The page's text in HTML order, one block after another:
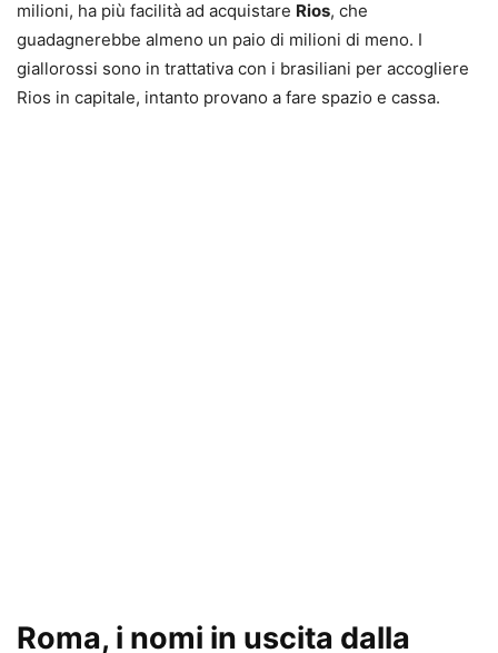
milioni, ha più facilità ad acquistare Rios, che
guadagnerebbe almeno un paio di milioni di meno. I
giallorossi sono in trattativa con i brasiliani per accogliere
Rios in capitale, intanto provano a fare spazio e cassa.
Roma, i nomi in uscita dalla